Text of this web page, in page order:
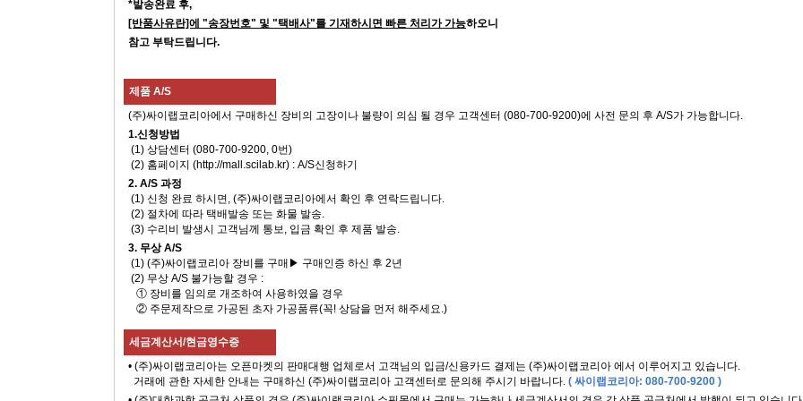
*발송완료 후,
[반품사유란]에 "송장번호" 및 "택배사"를 기재하시면 빠른 처리가 가능하오니
참고 부탁드립니다.
제품 A/S
(주)싸이랩코리아에서 구매하신 장비의 고장이나 불량이 의심 될 경우 고객센터 (080-700-9200)에 사전 문의 후 A/S가 가능합니다.
1.신청방법
(1) 상담센터 (080-700-9200, 0번)
(2) 홈페이지 (http://mall.scilab.kr) : A/S신청하기
2. A/S 과정
(1) 신청 완료 하시면, (주)싸이랩코리아에서 확인 후 연락드립니다.
(2) 절차에 따라 택배발송 또는 화물 발송.
(3) 수리비 발생시 고객님께 통보, 입금 확인 후 제품 발송.
3. 무상 A/S
(1) (주)싸이랩코리아 장비를 구매▶ 구매인증 하신 후 2년
(2) 무상 A/S 불가능할 경우 :
① 장비를 임의로 개조하여 사용하였을 경우
② 주문제작으로 가공된 초자 가공품류(꼭! 상담을 먼저 해주세요.)
세금계산서/현금영수증
• (주)싸이랩코리아는 오픈마켓의 판매대행 업체로서 고객님의 입금/신용카드 결제는 (주)싸이랩코리아 에서 이루어지고 있습니다.
거래에 관한 자세한 안내는 구매하신 (주)싸이랩코리아 고객센터로 문의해 주시기 바랍니다. ( 싸이랩코리아: 080-700-9200 )